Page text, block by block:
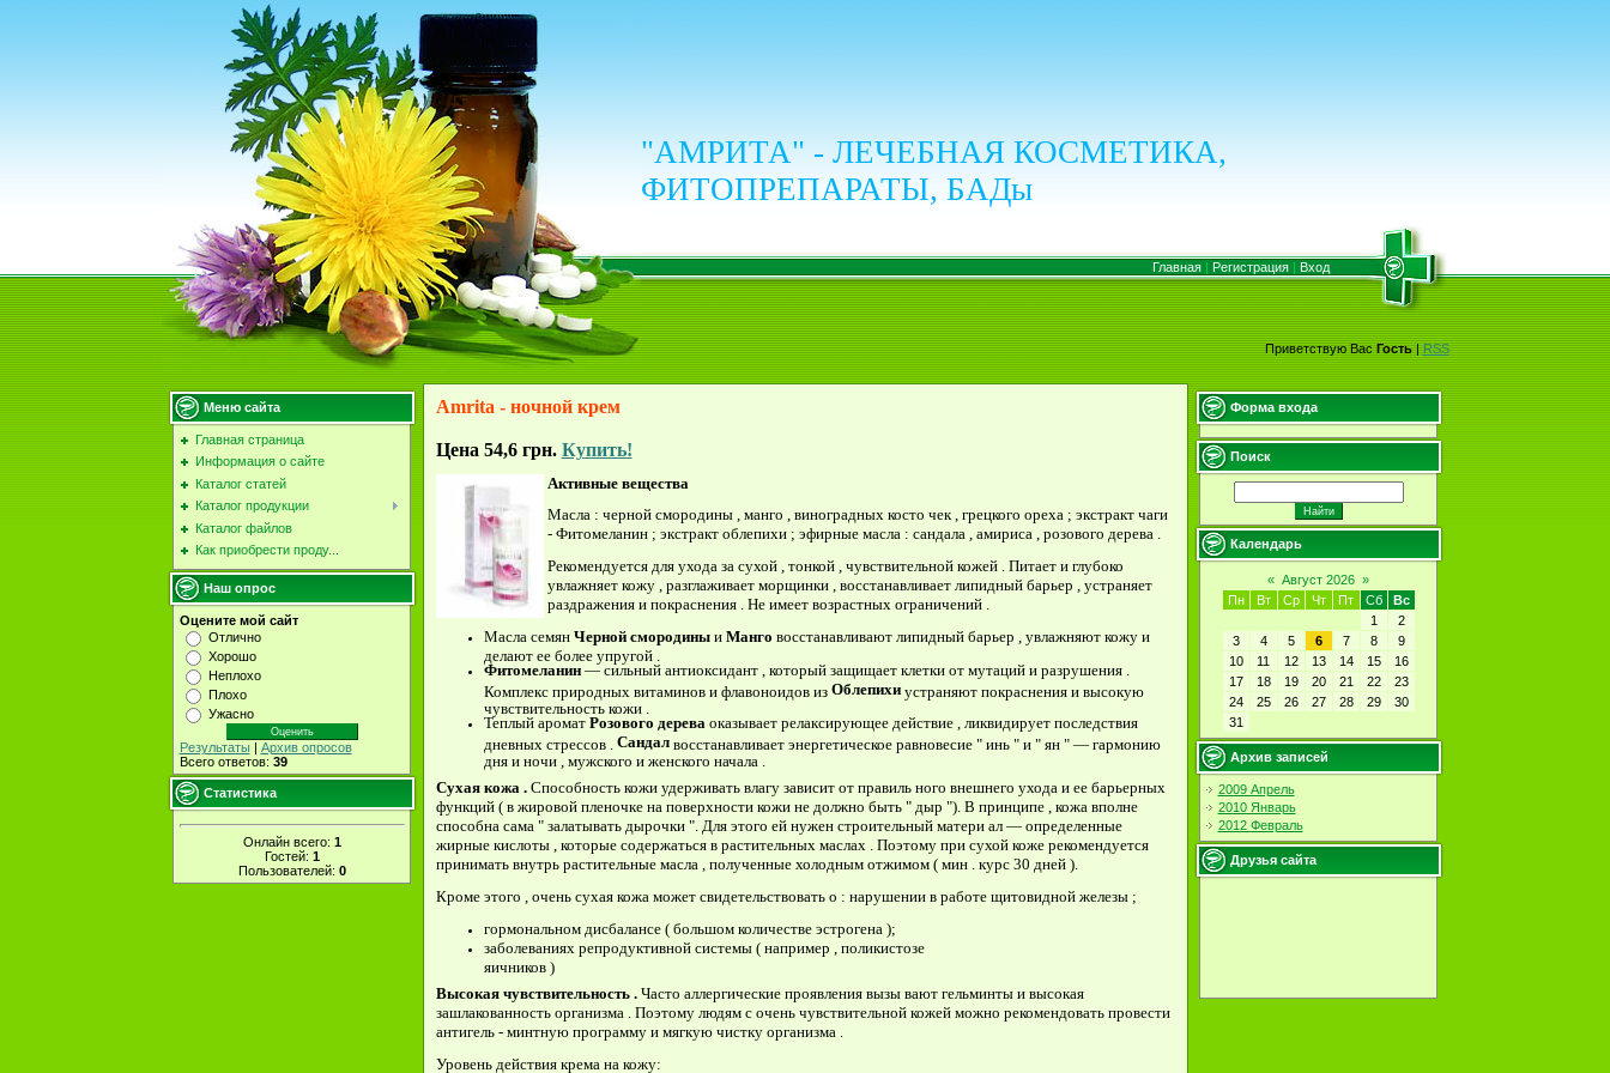
"АМРИТА" - ЛЕЧЕБНАЯ КОСМЕТИКА,
ФИТОПРЕПАРАТЫ, БАДы
Главная| Регистрация| Вход
Приветствую Вас Гость|RSS
Меню сайта
Главная страница
Информация о сайте
Каталог статей
Каталог продукции
Каталог файлов
Как приобрести проду...
Наш опрос
Оцените мой сайт
Отлично
Хорошо
Неплохо
Плохо
Ужасно
Результаты| Архив опросов
Всего ответов: 39
Статистика
Онлайн всего: 1
Гостей: 1
Пользователей: 0
Amrita - ночной крем
Цена 54,6 грн. Купить!
Активныевещества
Масла : черной смородины , манго , виноградных косто­ чек , грецкого ореха ; экстракт чаги
- Фитомеланин ; экстракт облепихи ; эфирные масла : сандала , амириса , розового дерева .
Рекомендуется для ухода за сухой , тонкой , чувствительной кожей . Питает и глубоко
увлажняет кожу , разглаживает морщинки , восстанавливает липидный барьер , устраняет
раздражения и покраснения . Не имеет возрастных ограничений .
Масла семян Чернойсмородиныи Манго восстанавливают липидный барьер , увлажняют кожу и
делают ее более упругой .
Фитомеланин— сильный антиоксидант , который защищает клетки от мутаций и разрушения .
Комплекс природных витаминов и флавоноидов из Облепихиустраняют покраснения и высокую
чувствительность кожи .
Теплый аромат Розового дерева оказывает релаксирующее действие , ликвиди­рует последствия
дневных стрессов . Сандалвосстанавливает энергетическое равнове­сие " инь " и " ян " — гармонию
дня и ночи , мужского и женского начала .
Сухаякожа. Способность кожи удерживать влагу зависит от правиль­ ного внешнего ухода и ее барьерных
функций ( в жировой пленочке на по­верхности кожи не должно быть " дыр "). В принципе , кожа вполне
способ­на сама " залатывать дырочки ". Для этого ей нужен строительный матери­ ал — определенные
жирные кислоты , которые содержаться в растительных маслах . Поэтому при сухой коже рекомендуется
принимать внутрь расти­тельные масла , полученные холодным отжимом ( мин . курс 30 дней ).
Кроме этого , очень сухая кожа может свидетельствовать о : нарушении в работе щитовидной железы ;
гормональном дисбалансе ( большом количестве эстрогена );
заболеваниях репродуктивной системы ( например , поликистозе
яичников )
Высокаячувствительность. Часто аллергические проявления вызы­ вают гельминты и высокая
зашлакованность организма . Поэтому людям с очень чувствительной кожей можно рекомендовать провести
антигель - минтную программу и мягкую чистку организма .
Уровень действия крема на кожу:
Форма входа
Поиск
Календарь
« Август 2026 »
Пн
Вт Ср Чт Пт Сб
Вс
1
2
3
4 5 6 7 8
9
10
11 12 13 14 15
16
17
18 19 20 21 22
23
24
25 26 27 28 29
30
31
Архив записей
2009 Апрель
2010 Январь
2012 Февраль
Друзья сайта